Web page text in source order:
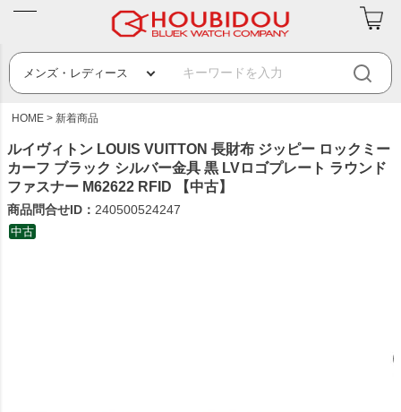
HOME 新着商品
ルイヴィトン LOUIS VUITTON 長財布 ジッピー ロックミー
カーフ ブラック シルバー金具 黒 LVロゴプレート ラウンド
ファスナー M62622 RFID 【中古】
商品問合せID： 240500524247
中古